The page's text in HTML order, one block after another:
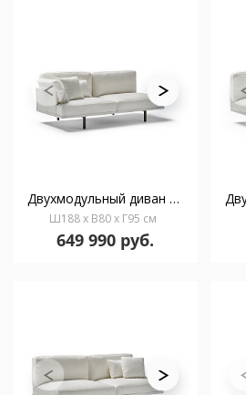
Двухмодульный диван правый Long Island 77840
Ш188 x В80 x Г95 см
649 990 руб.